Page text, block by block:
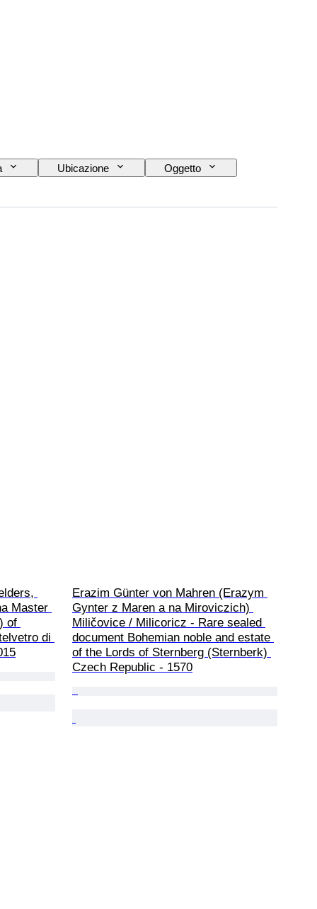
Ubicazione Oggetto
Master
of
di
Erazim Günter von Mahren (Erazym
Gynter z Maren a na Miroviczich)
Miličovice / Milicoricz - Rare sealed
document Bohemian noble and estate
of the Lords of Sternberg (Sternberk)
Czech Republic - 1570